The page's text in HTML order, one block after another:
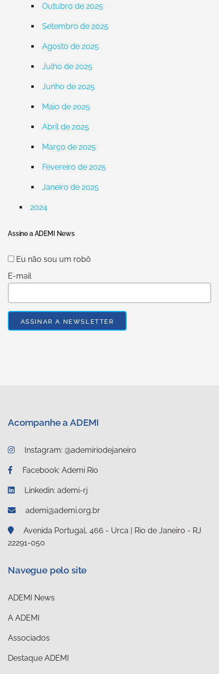
Outubro de 2025
Setembro de 2025
Agosto de 2025
Julho de 2025
Junho de 2025
Maio de 2025
Abril de 2025
Março de 2025
Fevereiro de 2025
Janeiro de 2025
2024
Assine a ADEMI News
Eu não sou um robô
E-mail
Acompanhe a ADEMI
Instagram: @ademiriodejaneiro
Facebook: Ademi Rio
Linkedin: ademi-rj
ademi@ademi.org.br
Avenida Portugal, 466 - Urca | Rio de Janeiro - RJ
22291-050
Navegue pelo site
ADEMI News
A ADEMI
Associados
Destaque ADEMI